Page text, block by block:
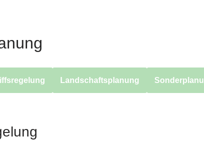
Landschaftsplanung